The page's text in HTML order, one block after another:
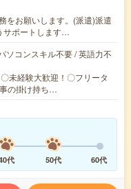
をお願いします。(派遣)派遣
サポートします…
ソコンスキル不要 / 英語力不
未経験大歓迎！〇フリータ
の掛け持ち…
代 50代 60代